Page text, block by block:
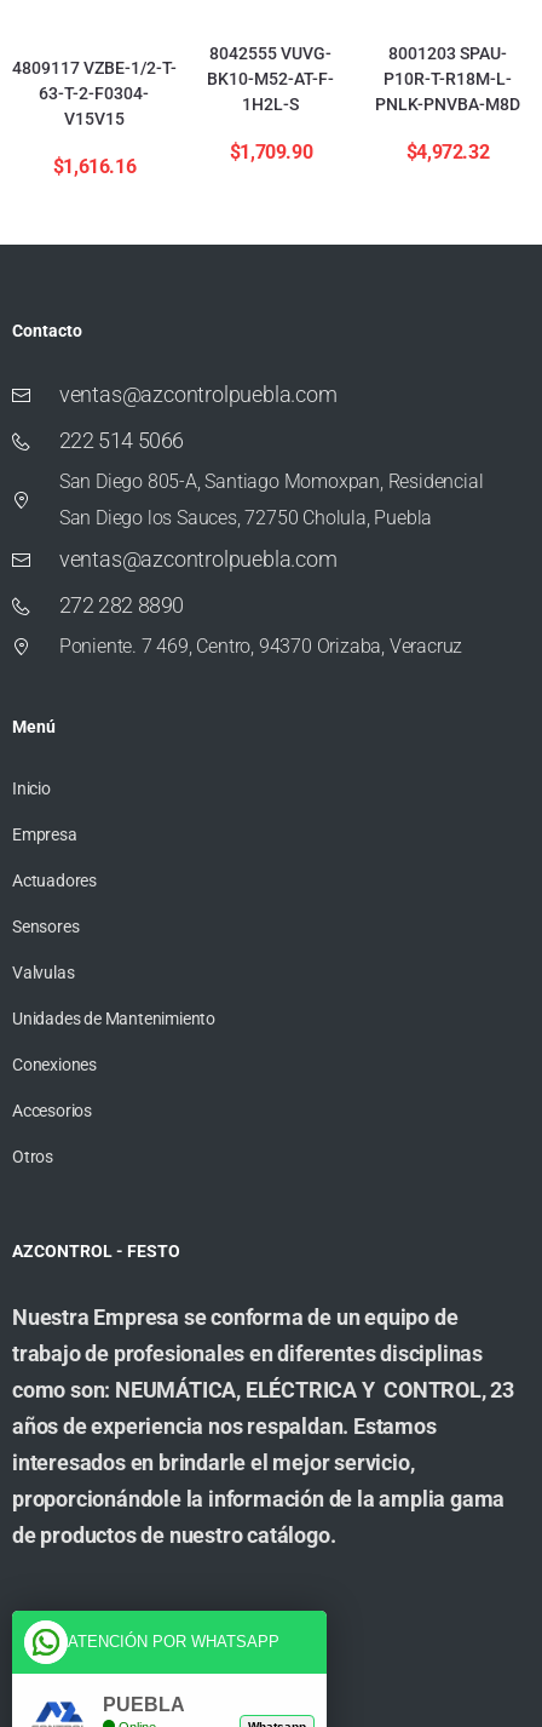
4809117 VZBE-1/2-T-
63-T-2-F0304-
V15V15
$1,616.16
8042555 VUVG-
BK10-M52-AT-F-
1H2L-S
$1,709.90
8001203 SPAU-
P10R-T-R18M-L-
PNLK-PNVBA-M8D
$4,972.32
Contacto
ventas@azcontrolpuebla.com
222 514 5066
San Diego 805-A, Santiago Momoxpan, Residencial
San Diego los Sauces, 72750 Cholula, Puebla
ventas@azcontrolpuebla.com
272 282 8890
Poniente. 7 469, Centro, 94370 Orizaba, Veracruz
Menú
Inicio
Empresa
Actuadores
Sensores
Valvulas
Unidades de Mantenimiento
Conexiones
Accesorios
Otros
AZCONTROL - FESTO
Nuestra Empresa se conforma de un equipo de
trabajo de profesionales en diferentes disciplinas
como son: NEUMÁTICA, ELÉCTRICA Y CONTROL, 23
años de experiencia nos respaldan. Estamos
interesados en brindarle el mejor servicio,
proporcionándole la información de la amplia gama
de productos de nuestro catálogo.
Cuenta
Tienda
ATENCIÓN POR WHATSAPP
PUEBLA